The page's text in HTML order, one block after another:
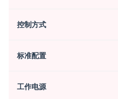
控制方式
标准配置
工作电源